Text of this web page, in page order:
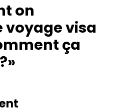
on
voyage visa
ça